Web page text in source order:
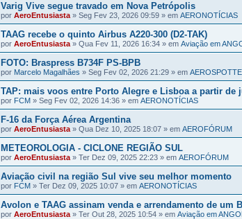
Varig Vive segue travado em Nova Petrópolis
por AeroEntusiasta » Seg Fev 23, 2026 09:59 » em AERONOTÍCIAS
TAAG recebe o quinto Airbus A220-300 (D2-TAK)
por AeroEntusiasta » Qua Fev 11, 2026 16:34 » em Aviação em
FOTO: Braspress B734F PS-BPB
por Marcelo Magalhães » Seg Fev 02, 2026 21:29 » em
TAP: mais voos entre Porto Alegre e Lisboa a partir de
por FCM » Seg Fev 02, 2026 14:36 » em AERONOTÍCIAS
F-16 da Força Aérea Argentina
por AeroEntusiasta » Qua Dez 10, 2025 18:07 » em AEROFÓRUM
METEOROLOGIA - CICLONE REGIÃO SUL
por AeroEntusiasta » Ter Dez 09, 2025 22:23 » em AEROFÓRUM
Aviação civil na região Sul vive seu melhor momento
por FCM » Ter Dez 09, 2025 10:07 » em AERONOTÍCIAS
Avolon e TAAG assinam venda e arrendamento de um
por AeroEntusiasta » Ter Out 28, 2025 10:54 » em Aviação em